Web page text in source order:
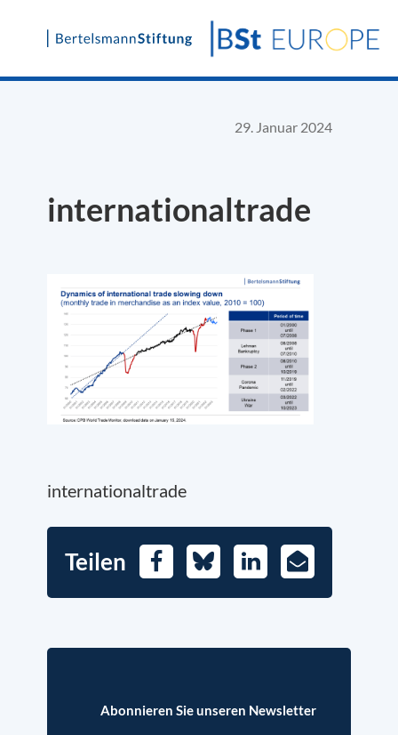
Skip
29. Januar 2024
internationaltrade
internationaltrade
Teilen FacebookBlueskyLinkedIn
E-
Mail
Abonnieren Sie unseren Newsletter